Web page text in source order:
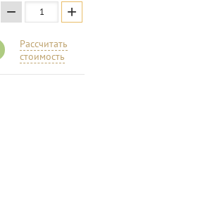
− +
Рассчитать
стоимость